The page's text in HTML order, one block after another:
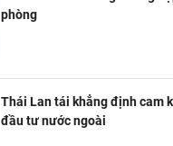
phòng
Thái Lan tái khẳng định cam
đầu tư nước ngoài